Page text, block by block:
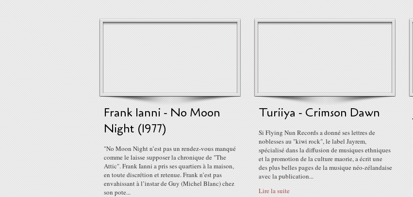
Frank Ianni - No Moon
Night (1977)
"No Moon Night n’est pas un rendez-vous manqué
comme le laisse supposer la chronique de "The
Attic". Frank Ianni a pris ses quartiers à la maison,
en toute discrétion et retenue. Frank n’est pas
envahissant à l’instar de Guy (Michel Blanc) chez
son pote...
Turiiya - Crimson Dawn
Si Flying Nun Records a donné ses lettres de
noblesses au "kiwi rock", le label Jayrem,
spécialisé dans la diffusion de musiques ethniques
et la promotion de la culture maorie, a écrit une
des plus belles pages de la musique néo-zélandaise
avec la publication...
Lire la suite